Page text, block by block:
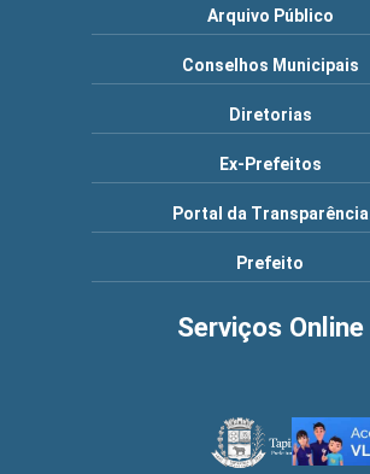
Arquivo Público
Conselhos Municipais
Diretorias
Ex-Prefeitos
Portal da Transparência
Prefeito
Serviços Online